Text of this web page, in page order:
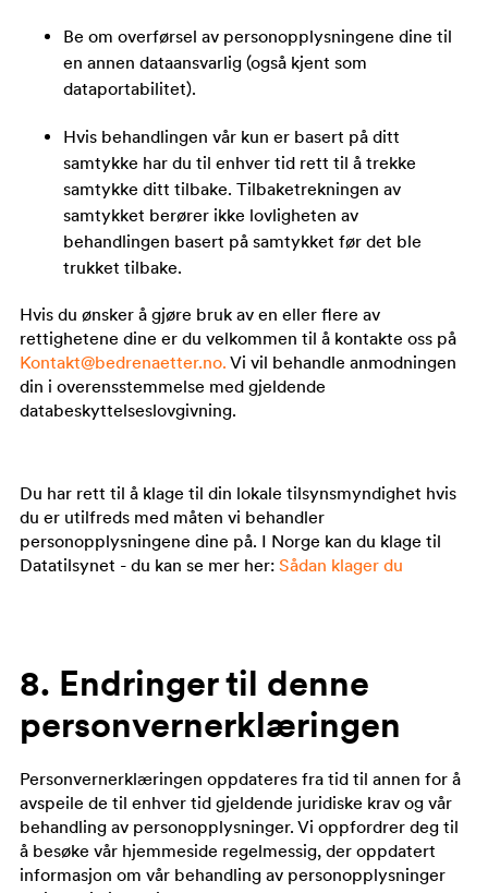
Be om overførsel av personopplysningene dine til
en annen dataansvarlig (også kjent som
dataportabilitet).
Hvis behandlingen vår kun er basert på ditt
samtykke har du til enhver tid rett til å trekke
samtykke ditt tilbake. Tilbaketrekningen av
samtykket berører ikke lovligheten av
behandlingen basert på samtykket før det ble
trukket tilbake.
Hvis du ønsker å gjøre bruk av en eller flere av
rettighetene dine er du velkommen til å kontakte oss på
Kontakt@bedrenaetter.no. Vi vil behandle anmodningen
din i overensstemmelse med gjeldende
databeskyttelseslovgivning.
Du har rett til å klage til din lokale tilsynsmyndighet hvis
du er utilfreds med måten vi behandler
personopplysningene dine på. I Norge kan du klage til
Datatilsynet - du kan se mer her: Sådan klager du
8. Endringer til denne
personvernerklæringen
Personvernerklæringen oppdateres fra tid til annen for å
avspeile de til enhver tid gjeldende juridiske krav og vår
behandling av personopplysninger. Vi oppfordrer deg til
å besøke vår hjemmeside regelmessig, der oppdatert
informasjon om vår behandling av personopplysninger